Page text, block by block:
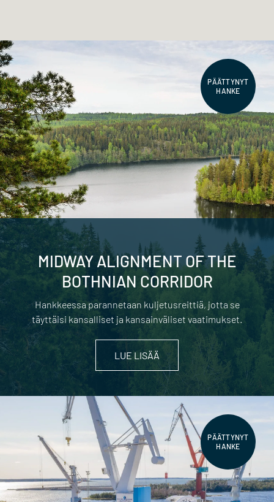
PÄÄTTYNYT
HANKE
MIDWAY ALIGNMENT OF THE
BOTHNIAN CORRIDOR
Hankkeessa parannetaan kuljetusreittiä, jotta se
täyttäisi kansalliset ja kansainväliset vaatimukset.
LUE LISÄÄ
PÄÄTTYNYT
HANKE